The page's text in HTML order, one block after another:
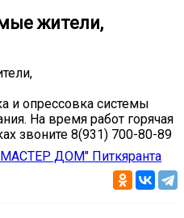
жители,
и опрессовка системы
На время работ горячая
звоните 8(931) 700-80-89
ДОМ" Питкяранта